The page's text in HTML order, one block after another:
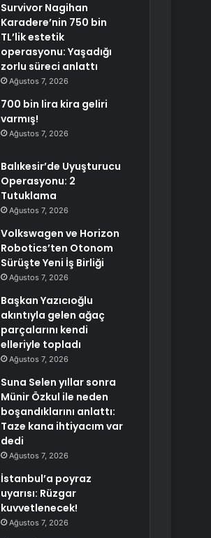
Survivor Nagihan
Karadere’nin 750 bin
TL’lik estetik
operasyonu: Yaşadığı
zorlu süreci anlattı
Ağustos 7, 2026
700 bin lira kira geliri
varmış!
Ağustos 7, 2026
Balıkesir’de Uyuşturucu
Operasyonu: 2
Tutuklama
Ağustos 7, 2026
Volkswagen ve Horizon
Robotics’ten Otonom
Sürüşte Yeni İş Birliği
Ağustos 7, 2026
Başkan Yazıcıoğlu
akıntıyla gelen ağaç
parçalarını kendi
elleriyle topladı
Ağustos 7, 2026
Suna Selen yıllar sonra
Münir Özkul ile neden
boşandıklarını anlattı:
Taze kana ihtiyacım var
dedi
Ağustos 7, 2026
İstanbul’a poyraz
uyarısı: Rüzgar
kuvvetlenecek!
Ağustos 7, 2026